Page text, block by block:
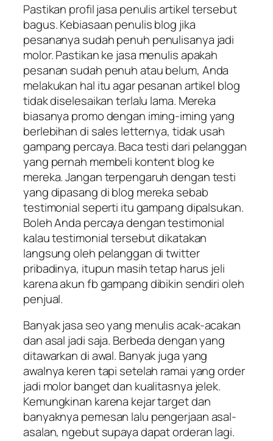
Pastikan profil jasa penulis artikel tersebut
bagus. Kebiasaan penulis blog jika
pesananya sudah penuh penulisanya jadi
molor. Pastikan ke jasa menulis apakah
pesanan sudah penuh atau belum, Anda
melakukan hal itu agar pesanan artikel blog
tidak diselesaikan terlalu lama. Mereka
biasanya promo dengan iming-iming yang
berlebihan di sales letternya, tidak usah
gampang percaya. Baca testi dari pelanggan
yang pernah membeli kontent blog ke
mereka. Jangan terpengaruh dengan testi
yang dipasang di blog mereka sebab
testimonial seperti itu gampang dipalsukan.
Boleh Anda percaya dengan testimonial
kalau testimonial tersebut dikatakan
langsung oleh pelanggan di twitter
pribadinya, itupun masih tetap harus jeli
karena akun fb gampang dibikin sendiri oleh
penjual.
Banyak jasa seo yang menulis acak-acakan
dan asal jadi saja. Berbeda dengan yang
ditawarkan di awal. Banyak juga yang
awalnya keren tapi setelah ramai yang order
jadi molor banget dan kualitasnya jelek.
Kemungkinan karena kejar target dan
banyaknya pemesan lalu pengerjaan asal-
asalan, ngebut supaya dapat orderan lagi.